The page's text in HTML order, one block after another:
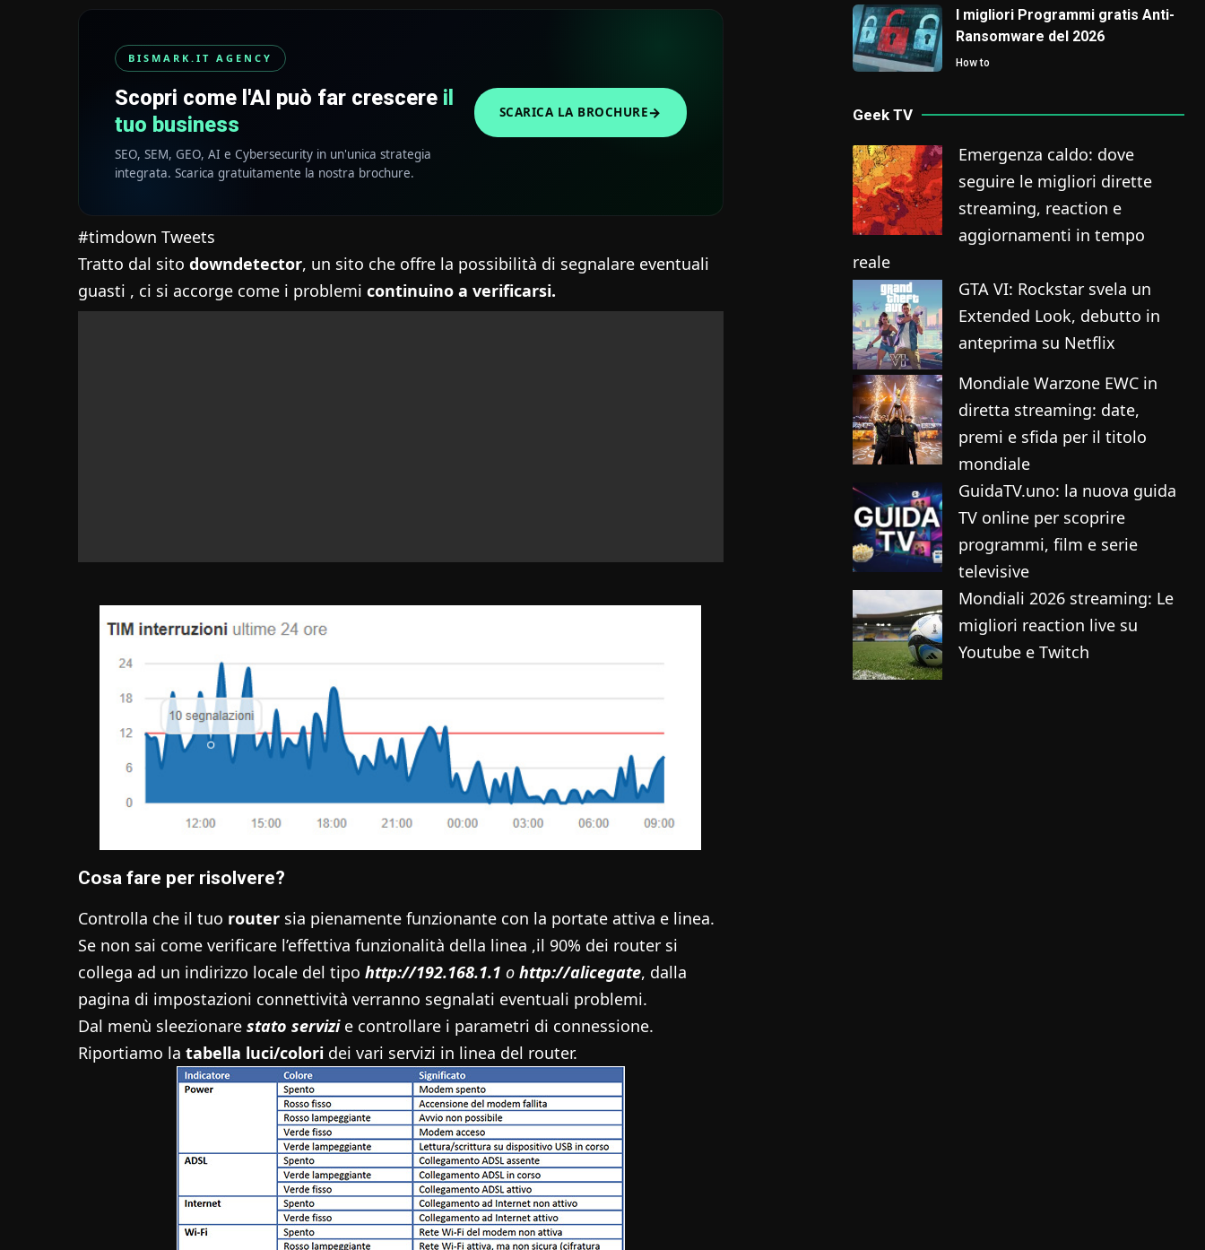
BISMARK.IT AGENCY
Scopri come l'AI può far crescere il
tuo business
SEO, SEM, GEO, AI e Cybersecurity in un'unica strategia
integrata. Scarica gratuitamente la nostra brochure.
SCARICA LA BROCHURE→
#timdown Tweets
Tratto dal sito downdetector, un sito che offre la possibilità di segnalare eventuali
guasti , ci si accorge come i problemi continuino a verificarsi.
Cosa fare per risolvere?
Controlla che il tuo routersia pienamente funzionante con la portate attiva e linea.
Se non sai come verificare l’effettiva funzionalità della linea ,il 90% dei router si
collega ad un indirizzo locale del tipo http://192.168.1.1 o http://alicegate, dalla
pagina di impostazioni connettività verranno segnalati eventuali problemi.
Dal menù sleezionarestato servizie controllare i parametri di connessione.
Riportiamo la tabella luci/coloridei vari servizi in linea del router.
I migliori Programmi gratis Anti-
Ransomware del 2026
How to
Geek TV
Emergenza caldo: dove
seguire le migliori dirette
streaming, reaction e
aggiornamenti in tempo
reale
GTA VI: Rockstar svela un
Extended Look, debutto in
anteprima su Netflix
Mondiale Warzone EWC in
diretta streaming: date,
premi e sfida per il titolo
mondiale
GuidaTV.uno: la nuova guida
TV online per scoprire
programmi, film e serie
televisive
Mondiali 2026 streaming: Le
migliori reaction live su
Youtube e Twitch